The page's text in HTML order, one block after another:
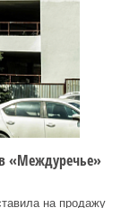
«Междуречье»
на продажу